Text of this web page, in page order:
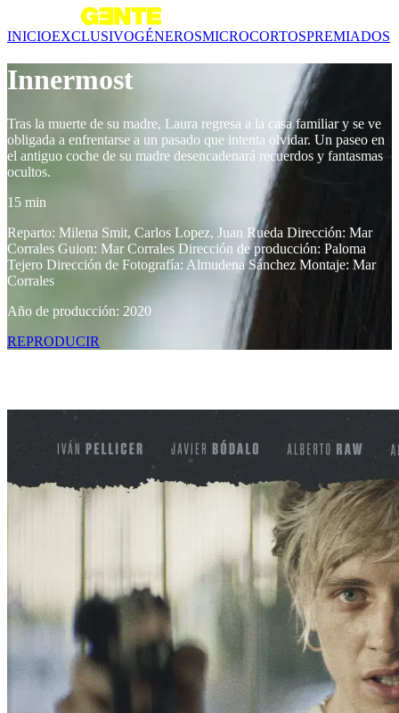
INICIOEXCLUSIVOGÉNEROSMICROCORTOSPREMIADOS
Innermost
Tras la muerte de su madre, Laura regresa a la casa familiar y se ve
obligada a enfrentarse a un pasado que intenta olvidar. Un paseo en
el antiguo coche de su madre desencadenará recuerdos y fantasmas
ocultos.
15 min
Reparto: Milena Smit, Carlos Lopez, Juan Rueda Dirección: Mar
Corrales Guion: Mar Corrales Dirección de producción: Paloma
Tejero Dirección de Fotografía: Almudena Sánchez Montaje: Mar
Corrales
Año de producción: 2020
REPRODUCIR